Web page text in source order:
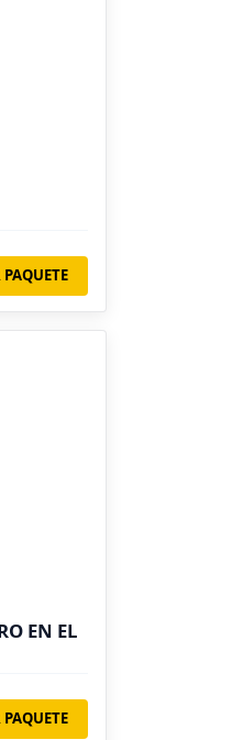
PAQUETE
EN EL
PAQUETE